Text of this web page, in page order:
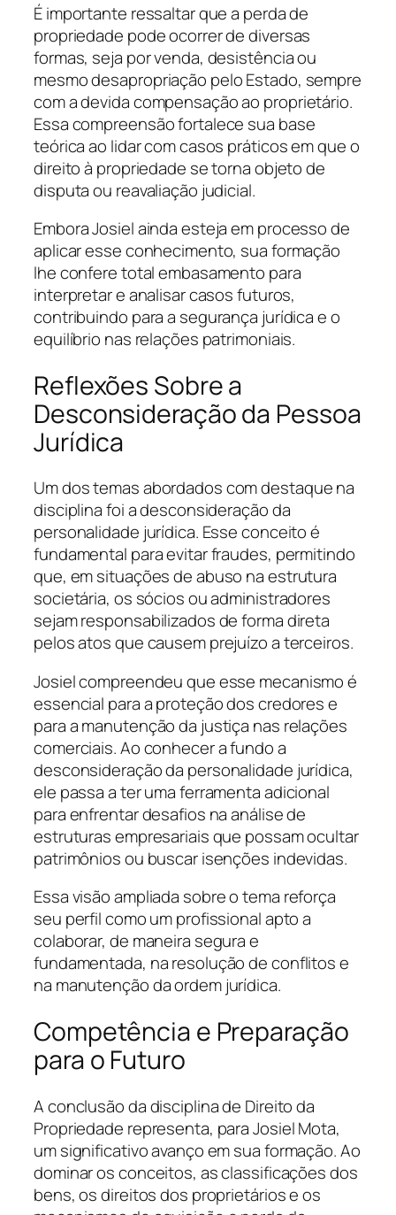
É importante ressaltar que a perda de
propriedade pode ocorrer de diversas
formas, seja por venda, desistência ou
mesmo desapropriação pelo Estado, sempre
com a devida compensação ao proprietário.
Essa compreensão fortalece sua base
teórica ao lidar com casos práticos em que o
direito à propriedade se torna objeto de
disputa ou reavaliação judicial.
Embora Josiel ainda esteja em processo de
aplicar esse conhecimento, sua formação
lhe confere total embasamento para
interpretar e analisar casos futuros,
contribuindo para a segurança jurídica e o
equilíbrio nas relações patrimoniais.
Reflexões Sobre a
Desconsideração da Pessoa
Jurídica
Um dos temas abordados com destaque na
disciplina foi a desconsideração da
personalidade jurídica. Esse conceito é
fundamental para evitar fraudes, permitindo
que, em situações de abuso na estrutura
societária, os sócios ou administradores
sejam responsabilizados de forma direta
pelos atos que causem prejuízo a terceiros.
Josiel compreendeu que esse mecanismo é
essencial para a proteção dos credores e
para a manutenção da justiça nas relações
comerciais. Ao conhecer a fundo a
desconsideração da personalidade jurídica,
ele passa a ter uma ferramenta adicional
para enfrentar desafios na análise de
estruturas empresariais que possam ocultar
patrimônios ou buscar isenções indevidas.
Essa visão ampliada sobre o tema reforça
seu perfil como um profissional apto a
colaborar, de maneira segura e
fundamentada, na resolução de conflitos e
na manutenção da ordem jurídica.
Competência e Preparação
para o Futuro
A conclusão da disciplina de Direito da
Propriedade representa, para Josiel Mota,
um significativo avanço em sua formação. Ao
dominar os conceitos, as classificações dos
bens, os direitos dos proprietários e os